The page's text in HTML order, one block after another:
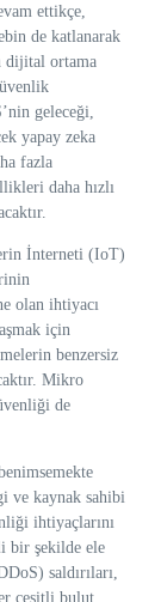
ettikçe,
de katlanarak
dijital ortama
geleceği,
yapay zeka
fazla
daha hızlı
İnterneti (IoT)
olan ihtiyacı
için
benzersiz
Mikro
de
ve kaynak sahibi
ihtiyaçlarını
bir şekilde ele
saldırıları,
çeşitli bulut